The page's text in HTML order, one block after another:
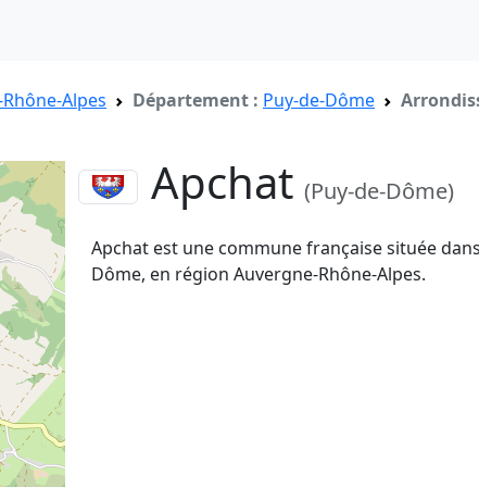
Alpes Département : Puy-de-Dôme
Apchat(Puy-de-Dôme)
Apchat est une commune française située
Dôme, en région Auvergne-Rhône-Alpes.